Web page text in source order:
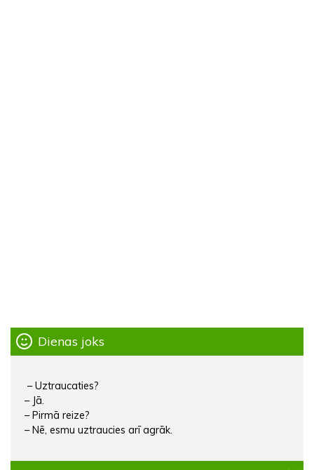
Dienas joks
– Uztraucaties?
– Jā.
– Pirmā reize?
– Nē, esmu uztraucies arī agrāk.